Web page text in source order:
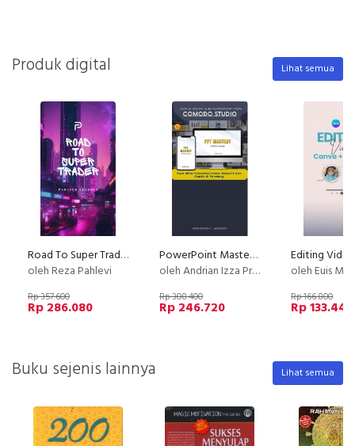
Produk digital Lihat semua
Road To Super Trader - Strategi Trading Terbukti Menghasilkan Profit
oleh Reza Pahlevi
Rp 357.600
Rp 286.080
PowerPoint Mastery: Membuat Slide PowerPoint yang Menarik
oleh Andrian Izza Prayudhi
Rp 308.400
Rp 246.720
oleh Euis
Rp 166.800
Rp 133.440
Buku sejenis lainnya Lihat semua